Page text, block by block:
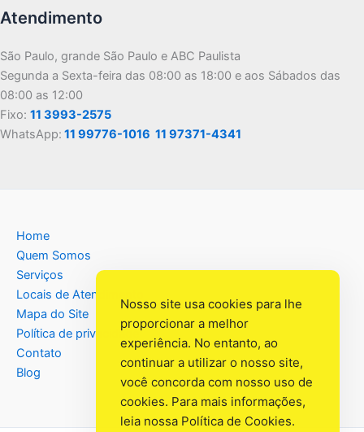
Atendimento
São Paulo, grande São Paulo e ABC Paulista
Segunda a Sexta-feira das 08:00 as 18:00 e aos Sábados das
08:00 as 12:00
Fixo: 11 3993-2575
WhatsApp: 11 99776-1016 11 97371-4341
Home
Quem Somos
Serviços
Locais de Atendimento
Mapa do Site
Política de privacidade
Contato
Blog
Nosso site usa cookies para lhe
proporcionar a melhor
experiência. No entanto, ao
continuar a utilizar o nosso site,
você concorda com nosso uso de
cookies. Para mais informações,
leia nossa Política de Cookies.